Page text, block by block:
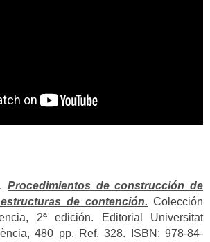
Procedimientos de construcción de
de contención. Colección
2ª edición. Editorial Universitat
480 pp. Ref. 328. ISBN: 978-84-